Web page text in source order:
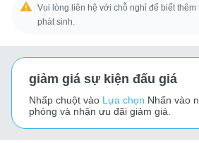
Vui lòng liên hệ với chỗ nghỉ để biết
phát sinh.
giảm giá sự kiện đấu giá
Nhấp chuột vào Lựa chọn Nhấn vào
phòng và nhận ưu đãi giảm giá.